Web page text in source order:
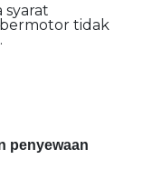
tidak
penyewaan